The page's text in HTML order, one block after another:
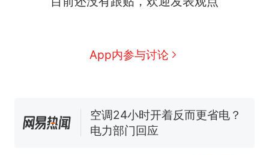
App内参与讨论
国大使骑行绕了几乎整个国境
线一圈，还曾两次到中国寻根
搬家报价570元，搬到楼下交
5060元才肯搬上楼！女子傻眼
空调24小时开着反而更省电？
电力部门回应